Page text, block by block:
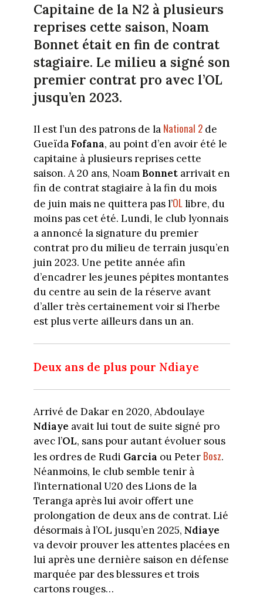
Capitaine de la N2 à plusieurs
reprises cette saison, Noam
Bonnet était en fin de contrat
stagiaire. Le milieu a signé son
premier contrat pro avec l’OL
jusqu’en 2023.
Il est l’un des patrons de la National 2de
GueïdaFofana, au point d’en avoir été le
capitaine à plusieurs reprises cette
saison. A 20 ans, Noam Bonnetarrivait en
fin de contrat stagiaire à la fin du mois
de juin mais ne quittera pas l’OLlibre, du
moins pas cet été. Lundi, le club lyonnais
a annoncé la signature du premier
contrat pro du milieu de terrain jusqu’en
juin 2023. Une petite année afin
d’encadrer les jeunes pépites montantes
du centre au sein de la réserve avant
d’aller très certainement voir si l’herbe
est plus verte ailleurs dans un an.
Deux ans de plus pour Ndiaye
Arrivé de Dakar en 2020, Abdoulaye
Ndiaye avait lui tout de suite signé pro
avec l’OL, sans pour autant évoluer sous
les ordres de Rudi Garcia ou Peter Bosz.
Néanmoins, le club semble tenir à
l’international U20 des Lions de la
Teranga après lui avoir offert une
prolongation de deux ans de contrat. Lié
désormais à l’OL jusqu’en 2025, Ndiaye
va devoir prouver les attentes placées en
lui après une dernière saison en défense
marquée par des blessures et trois
cartons rouges…